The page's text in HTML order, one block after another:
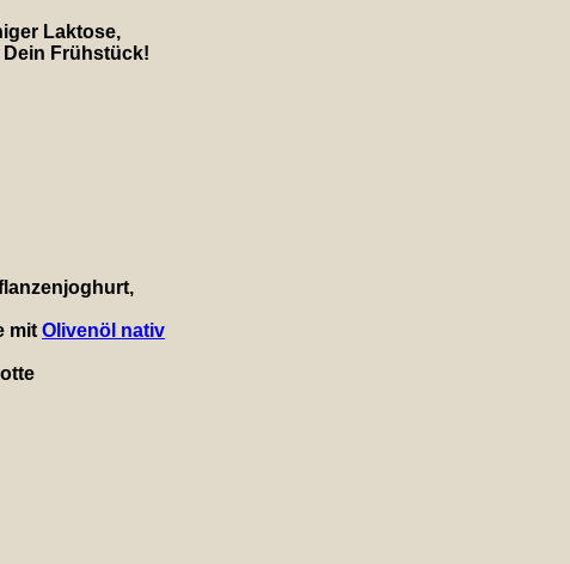
Laktose,
Frühstück!
mit Olivenöl nativ